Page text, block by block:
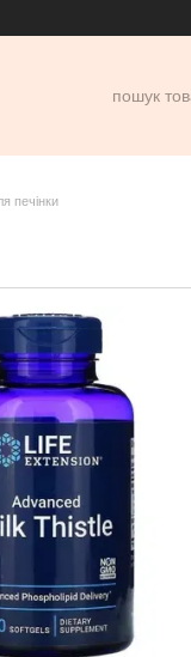
печінки